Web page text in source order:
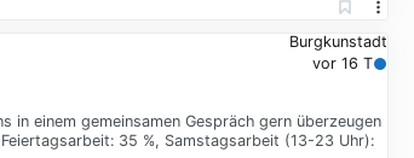
Burgkunstadt
vor 16 T
in einem gemeinsamen Gespräch gern überzeugen
35 %, Samstagsarbeit (13-23 Uhr):